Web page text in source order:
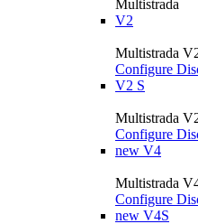
Multistrada
V2
Multistrada
Configure
V2 S
Multistrada
Configure
new V4
Multistrada
Configure
new V4S